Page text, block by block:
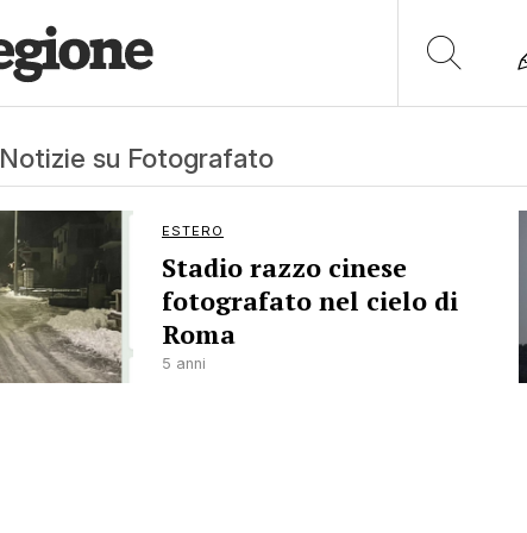
Notizie su Fotografato
ESTERO
Stadio razzo cinese
fotografato nel cielo di
Roma
5 anni